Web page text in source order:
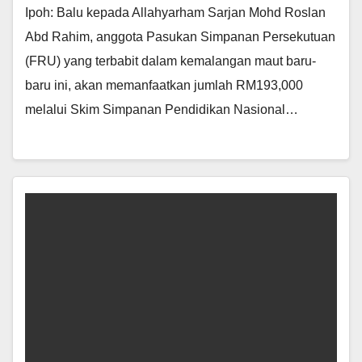
Ipoh: Balu kepada Allahyarham Sarjan Mohd Roslan
Abd Rahim, anggota Pasukan Simpanan Persekutuan
(FRU) yang terbabit dalam kemalangan maut baru-
baru ini, akan memanfaatkan jumlah RM193,000
melalui Skim Simpanan Pendidikan Nasional…